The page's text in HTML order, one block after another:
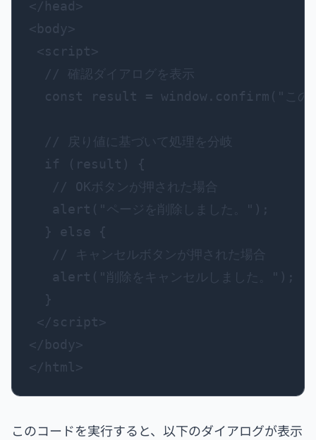
</head>
<body>
<script>
// 確認ダイアログを表示
const result = window.confirm("このペ
// 戻り値に基づいて処理を分岐
if (result) {
// OKボタンが押された場合
alert("ページを削除しました。");
} else {
// キャンセルボタンが押された場合
alert("削除をキャンセルしました。");
}
</script>
</body>
</html>
このコードを実行すると、以下のダイアログが表示